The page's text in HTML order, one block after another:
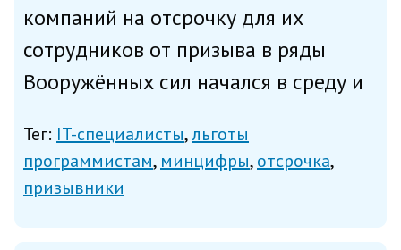
компаний на отсрочку для их
сотрудников от призыва в ряды
Вооружённых сил начался в среду и
Минцифры. Подать заявление может
либо сам сотрудник, либо его
Тег: IT-специалисты льготы
программистам минцифры отсрочка
призывники